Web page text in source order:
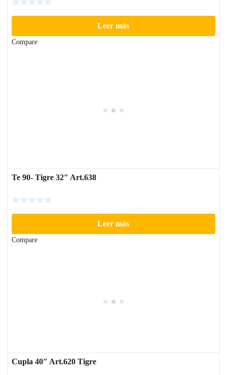
Leer más
Compare
Te 90- Tigre 32″ Art.638
Leer más
Compare
Cupla 40″ Art.620 Tigre